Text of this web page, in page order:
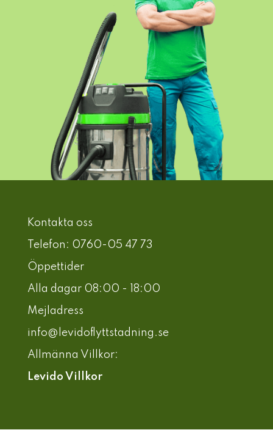
Kontakta oss
Telefon: 0760-05 47 73
Öppettider
Alla dagar 08:00 - 18:00
Mejladress
info@levidoflyttstadning.se
Allmänna Villkor:
Levido Villkor